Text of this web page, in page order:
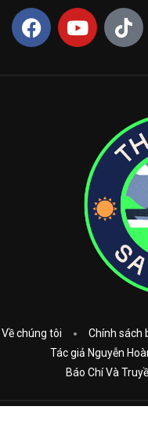
Về chúng tôi Chính sách
Tác giả Nguyễn
Báo Chí Và